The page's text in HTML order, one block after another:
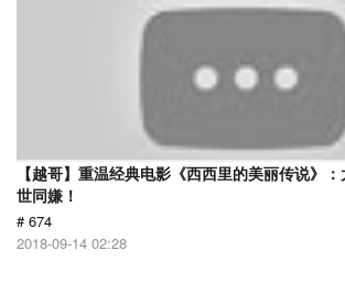
【越哥】重温经典电影《西西里的美丽传说》
世同嫌！
# 674
2018-09-14 02:28